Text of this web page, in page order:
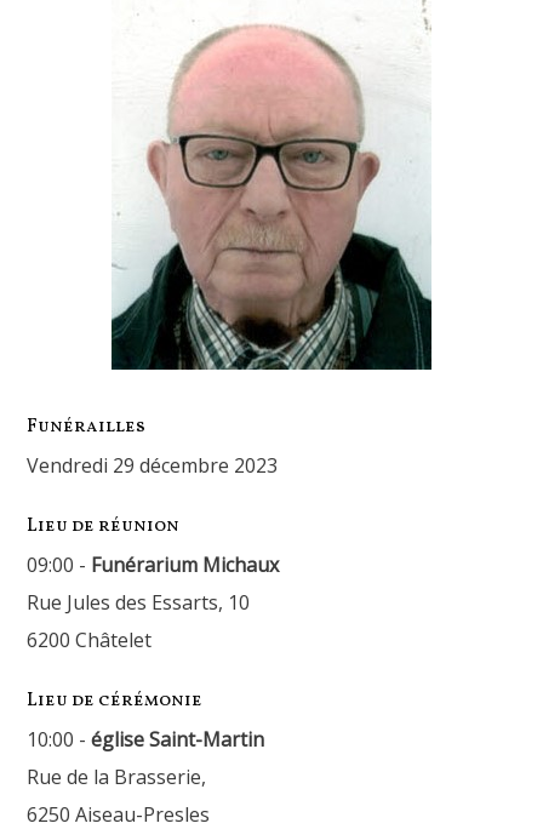
Funérailles
vendredi 29 décembre 2023
Lieu de réunion
09:00 - Funérarium Michaux
Rue Jules des Essarts, 10
6200 Châtelet
Lieu de cérémonie
10:00 -église Saint-Martin
Rue de la Brasserie,
6250 Aiseau-Presles